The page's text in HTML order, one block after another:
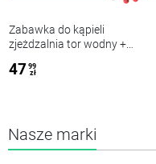
Zabawka do kąpieli
zjeżdzalnia tor wodny +
47 99
zł
Nasze marki